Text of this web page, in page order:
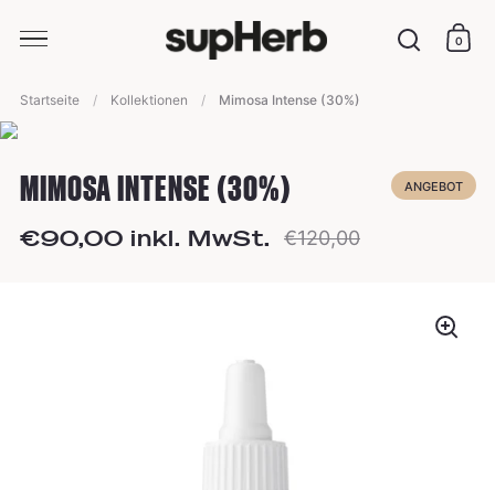
Suche
0
Startseite / Kollektionen / Mimosa Intense (30%)
MIMOSA INTENSE (30%) ANGEBOT
€90,00 inkl. MwSt. €120,00
voriges Produkt / nächstes Produkt